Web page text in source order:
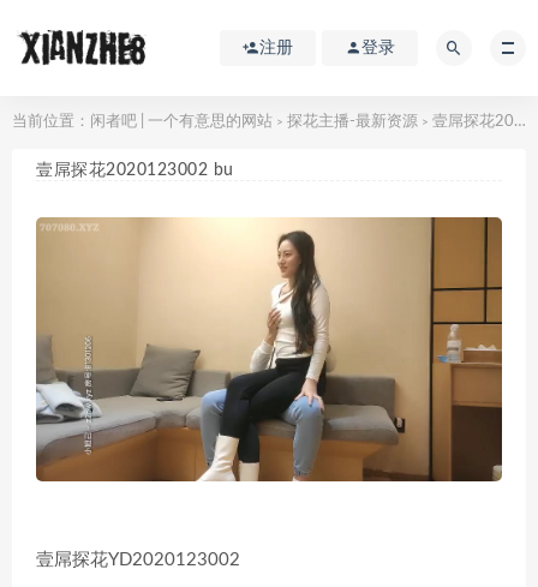
注册 登录
当前位置： 闲者吧 | 一个有意思的网站 > 探花主播-最新资源 > 壹屌探花2020123002 bu
壹屌探花2020123002 bu
壹屌探花YD2020123002